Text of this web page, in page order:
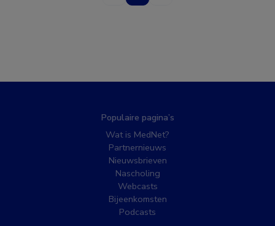
Populaire pagina’s
Wat is MedNet?
Partnernieuws
Nieuwsbrieven
Nascholing
Webcasts
Bijeenkomsten
Podcasts